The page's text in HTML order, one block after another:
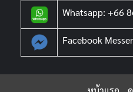
Whatsapp: +66
Facebook